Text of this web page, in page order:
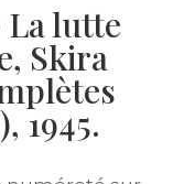
La lutte
Skira
1945.